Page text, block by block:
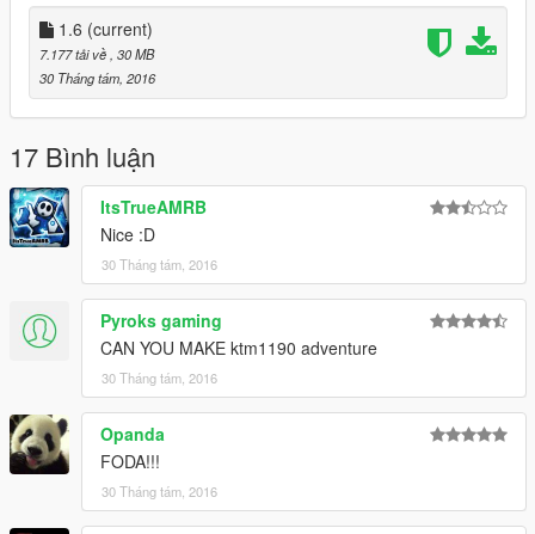
1.6 (current)
7.177 tải về, 30 MB
30 Tháng tám, 2016
17 Bình luận
ItsTrueAMRB
Nice :D
30 Tháng tám, 2016
Pyroks gaming
CAN YOU MAKE ktm1190 adventure
30 Tháng tám, 2016
Opanda
FODA!!!
30 Tháng tám, 2016